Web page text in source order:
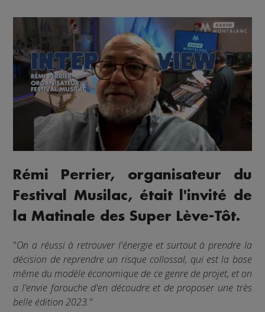
Rémi Perrier, organisateur du
Festival Musilac, était l'invité de
la Matinale des Super Lève-Tôt.
"On a réussi à retrouver l'énergie et surtout à prendre la
décision de reprendre un risque collossal, qui est la base
même du modèle économique de ce genre de projet, et on
a l'envie farouche d'en découdre et de proposer une très
belle édition 2023."